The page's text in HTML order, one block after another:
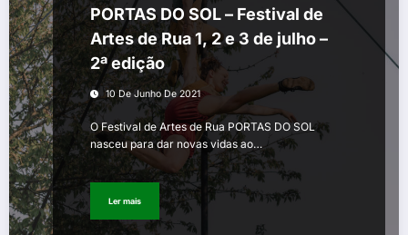
PORTAS DO SOL – Festival de
Artes de Rua 1, 2 e 3 de julho –
2ª edição
10 De Junho De 2021
O Festival de Artes de Rua PORTAS DO SOL
nasceu para dar novas vidas ao…
Ler mais